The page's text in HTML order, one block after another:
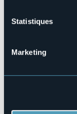
Statistiques
Marketing
Località Case